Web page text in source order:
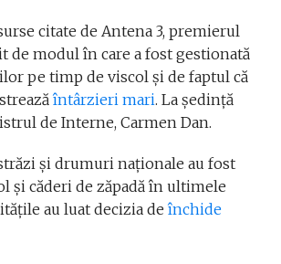
citate de Antena 3, premierul
de modul în care a fost gestionată
pe timp de viscol și de faptul că
întârzieri mari. La ședință
de Interne, Carmen Dan.
şi drumuri naţionale au fost
şi căderi de zăpadă în ultimele
au luat decizia deînchide